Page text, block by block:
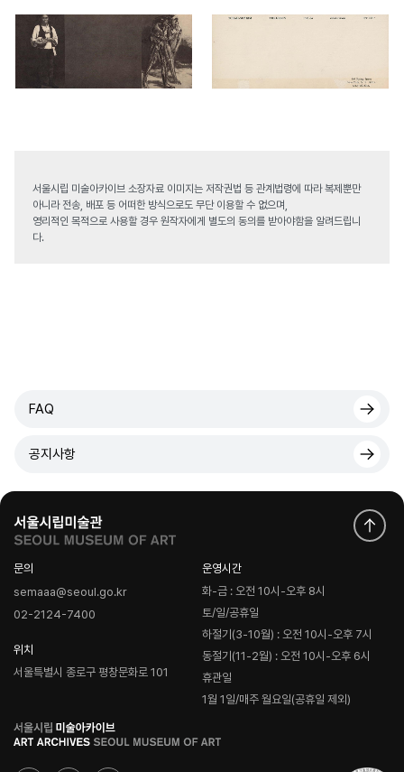
서울시립 미술아카이브 소장자료 이미지는 저작권법 등 관계법령에 따라 복제뿐만
아니라 전송, 배포 등 어떠한 방식으로도 무단 이용할 수 없으며,
영리적인 목적으로 사용할 경우 원작자에게 별도의 동의를 받아야함을 알려드립니
다.
FAQ
공지사항
문의
semaaa@seoul.go.kr
02-2124-7400
위치
서울특별시 종로구 평창문화로 101
운영시간
화-금 : 오전 10시-오후 8시
토/일/공휴일
하절기(3-10월) : 오전 10시-오후 7시
동절기(11-2월) : 오전 10시-오후 6시
휴관일
1월 1일/매주 월요일(공휴일 제외)
로
고